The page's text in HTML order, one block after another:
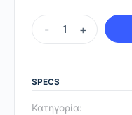
Εντυπωσιακά
εφέ
στις
- +
SPECS
Κατηγορία: